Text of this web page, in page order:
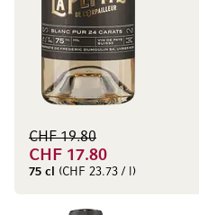
CHF 17.80
CHF 19.80
75 cl (CHF 23.73 / l)